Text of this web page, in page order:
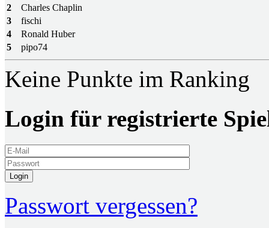
2
Charles Chaplin
3
fischi
4
Ronald Huber
5
pipo74
Keine Punkte im Ranking
Login für registrierte
Login
Passwort vergessen?